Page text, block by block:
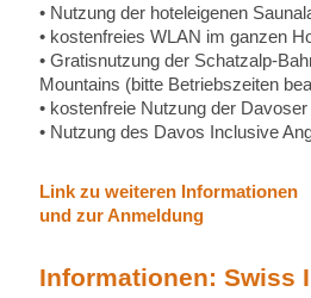
• Nutzung der hoteleigenen
• kostenfreies WLAN im ganzen
• Gratisnutzung der Schatzalp-
Mountains (bitte Betriebszeiten
• kostenfreie Nutzung der
• Nutzung des Davos Inclusive
Link zu weiteren Informationen
und zur Anmeldung
Informationen: Swiss